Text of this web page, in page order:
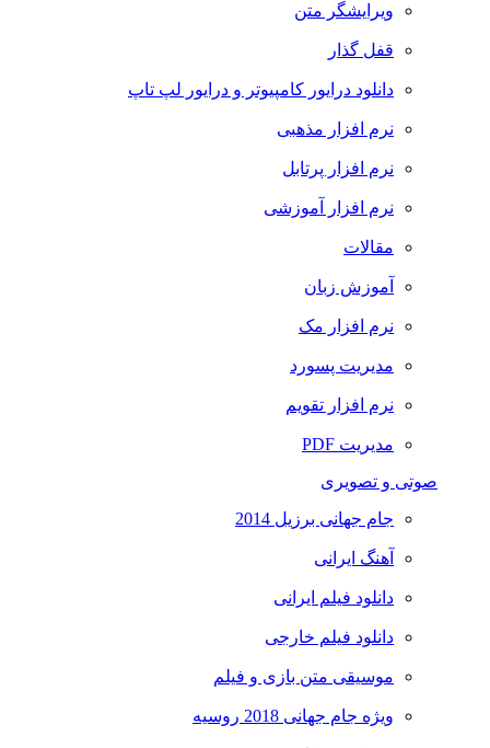
ویرایشگر متن
قفل گذار
دانلود درایور کامپیوتر و درایور لپ تاپ
نرم افزار مذهبی
نرم افزار پرتابل
نرم افزار آموزشی
مقالات
آموزش زبان
نرم افزار مک
مدیریت پسورد
نرم افزار تقویم
مدیریت PDF
صوتی و تصویری
جام جهانی برزیل 2014
آهنگ ایرانی
دانلود فیلم ایرانی
دانلود فیلم خارجی
موسیقی متن بازی و فیلم
ویژه جام جهانی 2018 روسیه